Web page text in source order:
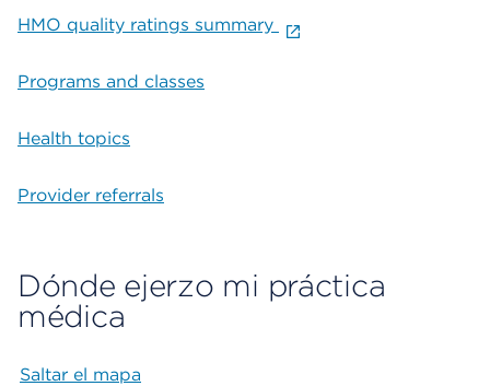
HMO quality ratings summary
Programs and classes
Health topics
Provider referrals
Dónde ejerzo mi práctica
médica
Saltar el mapa